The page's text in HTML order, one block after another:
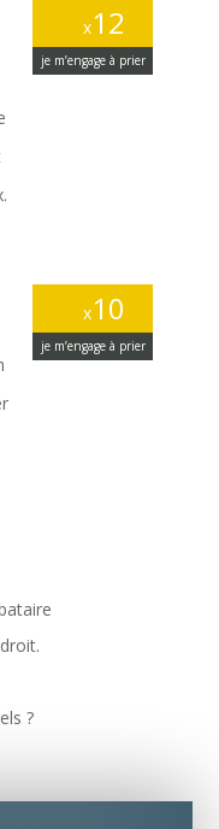
x12
je m’engage à prier
x10
je m’engage à prier
?